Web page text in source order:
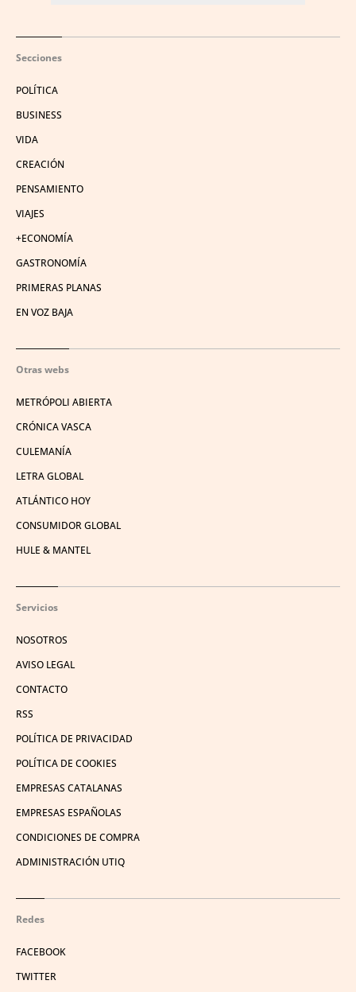
Secciones
POLÍTICA
BUSINESS
VIDA
CREACIÓN
PENSAMIENTO
VIAJES
+ECONOMÍA
GASTRONOMÍA
PRIMERAS PLANAS
EN VOZ BAJA
Otras webs
METRÓPOLI ABIERTA
CRÓNICA VASCA
CULEMANÍA
LETRA GLOBAL
ATLÁNTICO HOY
CONSUMIDOR GLOBAL
HULE & MANTEL
Servicios
NOSOTROS
AVISO LEGAL
CONTACTO
RSS
POLÍTICA DE PRIVACIDAD
POLÍTICA DE COOKIES
EMPRESAS CATALANAS
EMPRESAS ESPAÑOLAS
CONDICIONES DE COMPRA
ADMINISTRACIÓN UTIQ
Redes
FACEBOOK
TWITTER